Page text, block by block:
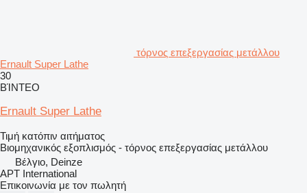
τόρνος επεξεργασίας μετάλλου
Ernault Super Lathe
30
ΒΊΝΤΕΟ
Ernault Super Lathe
Τιμή κατόπιν αιτήματος
Βιομηχανικός εξοπλισμός - τόρνος επεξεργασίας μετάλλου
Βέλγιο, Deinze
APT International
Επικοινωνία με τον πωλητή